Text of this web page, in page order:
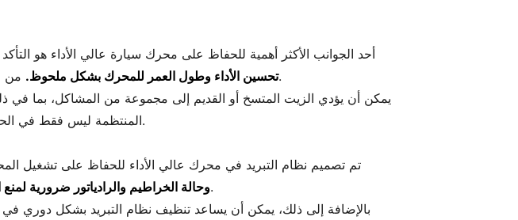
أحد الجوانب الأكثر أهمية للحفاظ على محرك سيارة عالي الأداء هو
تحسين الأداء وطول العمر للمحرك بشكل ملحوظ.من الضروري اتباع توصيات الشركة المصنعة بشأن لزوجة الزيت وتواتر تغييرات الزيت.
يمكن أن يؤدي الزيت المتسخ أو القديم إلى مجموعة من المشاكل، بما في
المنتظمة ليس فقط في الحفاظ على نظافة المحرك، ولكن أيضًا تدعم التشحيم الأمثل، مما يقلل من الاحتكاك.
تم تصميم نظام التبريد في محرك عالي الأداء للحفاظ على تشغيل
وحالة الخراطيم والرادياتور ضروريةإن إهمال هذا النظام يمكن أن يؤدي إلى فشل كارثي للمحرك.
بالإضافة إلى ذلك، يمكن أن يساعد تنظيف نظام التبريد بشكل دوري